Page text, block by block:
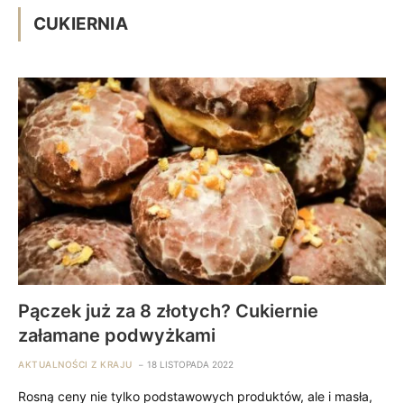
CUKIERNIA
Pączek już za 8 złotych? Cukiernie
załamane podwyżkami
AKTUALNOŚCI Z KRAJU 18 LISTOPADA 2022
Rosną ceny nie tylko podstawowych produktów, ale i masła,